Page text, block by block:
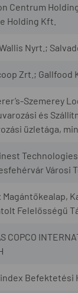
Centrum
Holding Kft.
Nyrt.;
Zrt.; Gallfood
Szemerey
és
üzletága,
Városi
Magántőkealap,
Felelősségű
COPCO
Befektetési